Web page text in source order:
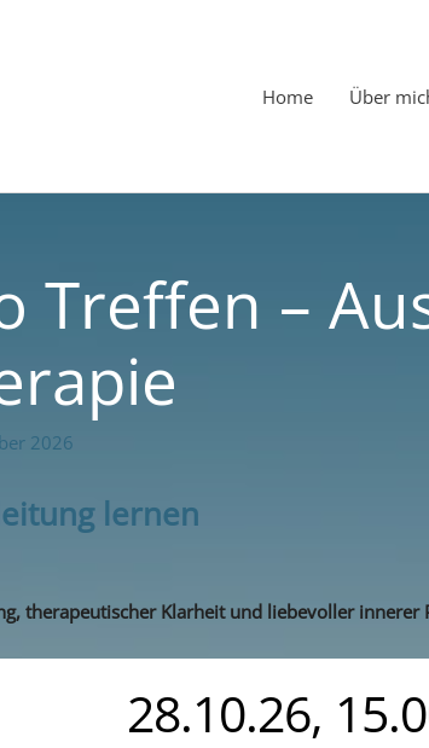
Home Über
Treffen –
2026
lernen
therapeutischer Klarheit und liebevoller innerer
28.10.26,